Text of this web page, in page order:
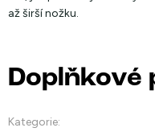
až širší nožku.
Kategorie: